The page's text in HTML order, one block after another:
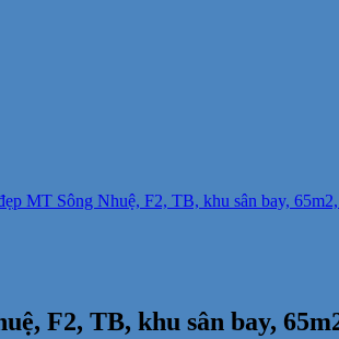
MT Sông Nhuệ, F2, TB, khu sân bay,
F2, TB, khu sân bay,